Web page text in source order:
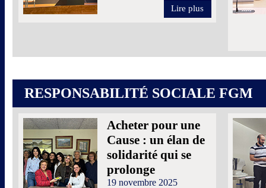
Lire plus
RESPONSABILITÉ SOCIALE FGM
Acheter pour une
Cause : un élan de
solidarité qui se
prolonge
19 novembre 2025